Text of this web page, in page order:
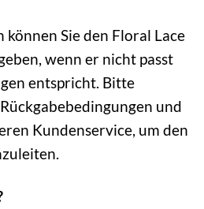
können Sie den Floral Lace
wenn er nicht passt
entspricht. Bitte
und
Kundenservice, um den